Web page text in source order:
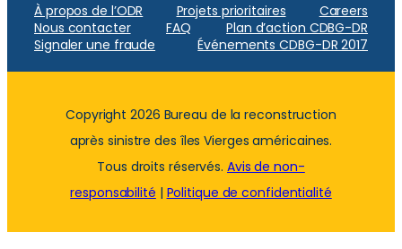
À propos de l’ODR Projets prioritaires
Careers
Nous contacter
FAQ
Plan d’action CDBG-DR
Signaler une fraude
Événements CDBG-DR 2017
Copyright 2026 Bureau de la reconstruction
après sinistre des îles Vierges américaines.
Tous droits réservés. Avis de non-
responsabilité | Politique de confidentialité